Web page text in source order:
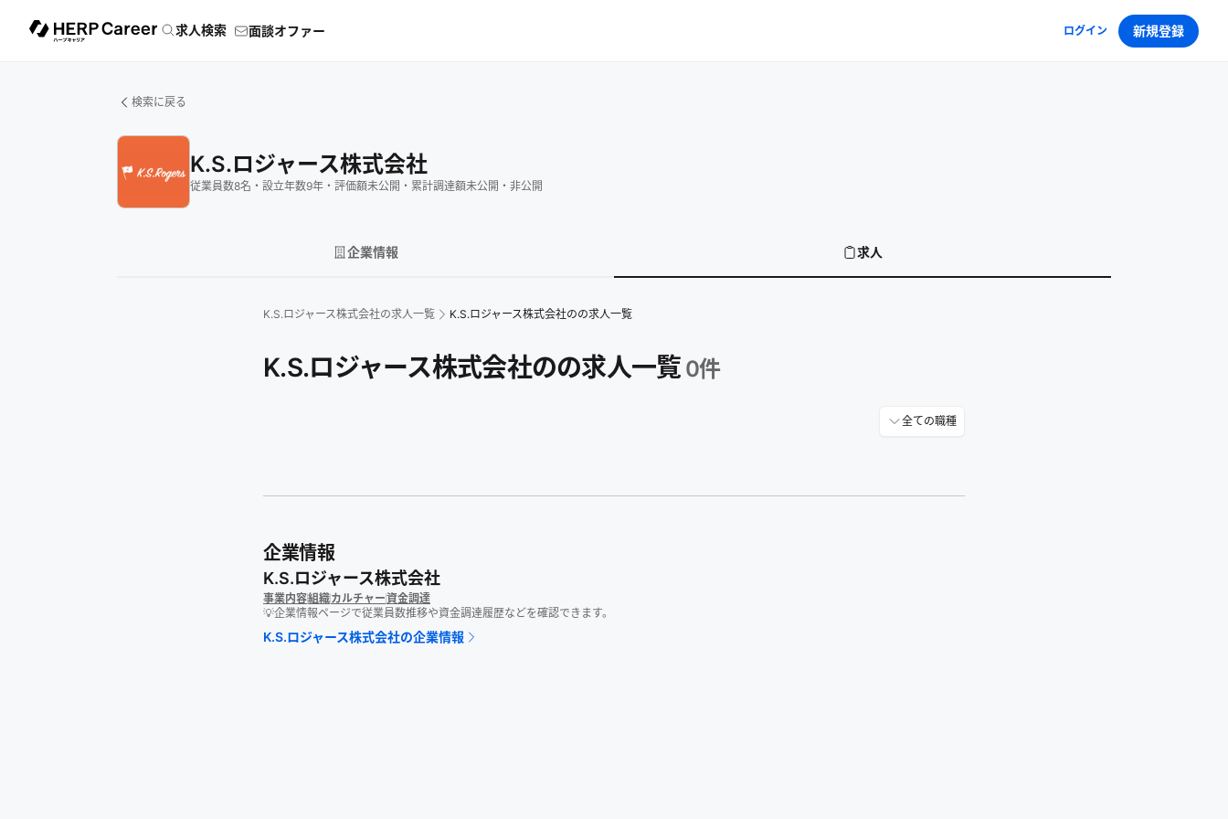
求人検索 面談オファー ログイン 新規登録
検索に戻る
K.S.ロジャース株式会社
従業員数8名 ・ 設立年数9年 ・ 評価額未公開 ・ 累計調達額未公開 ・ 非公開
企業情報 求人
K.S.ロジャース株式会社の求人一覧 K.S.ロジャース株式会社のの求人一覧
K.S.ロジャース株式会社のの求人一覧 0件
全ての職種
企業情報
K.S.ロジャース株式会社
事業内容組織カルチャー資金調達
💡企業情報ページで従業員数推移や資金調達履歴などを確認できます。
K.S.ロジャース株式会社の企業情報